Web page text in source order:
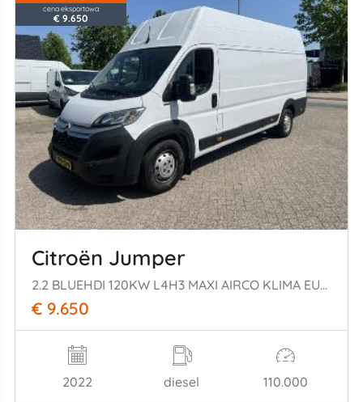
cena eksportowa
€ 9.650
Citroën Jumper
2.2 BLUEHDI 120KW L4H3 MAXI AIRCO KLIMA EURO6
€ 9.650
2022 diesel 110.000